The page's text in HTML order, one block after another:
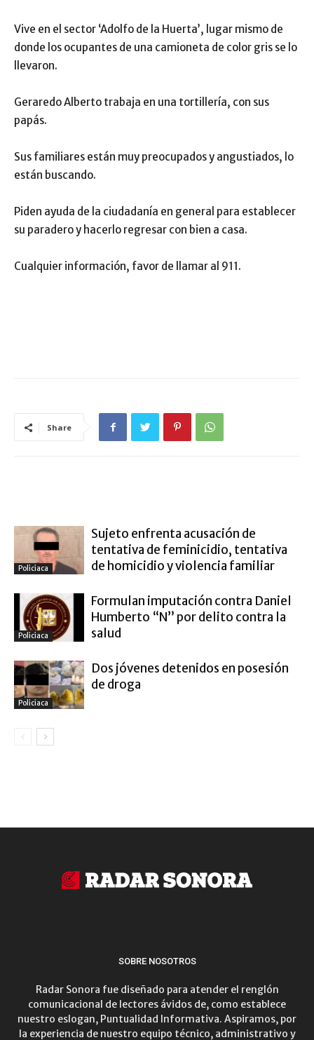
Vive en el sector ‘Adolfo de la Huerta’, lugar mismo de
donde los ocupantes de una camioneta de color gris se lo
llevaron.
Geraredo Alberto trabaja en una tortillería, con sus
papás.
Sus familiares están muy preocupados y angustiados, lo
están buscando.
Piden ayuda de la ciudadanía en general para establecer
su paradero y hacerlo regresar con bien a casa.
Cualquier información, favor de llamar al 911.
Share
Policiaca
Sujeto enfrenta acusación de
tentativa de feminicidio, tentativa
de homicidio y violencia familiar
Policiaca
Formulan imputación contra Daniel
Humberto “N” por delito contra la
salud
Policiaca
Dos jóvenes detenidos en posesión
de droga
SOBRE NOSOTROS
Radar Sonora fue diseñado para atender el renglón
comunicacional de lectores ávidos de, como establece
nuestro eslogan, Puntualidad Informativa. Aspiramos, por
la experiencia de nuestro equipo técnico, administrativo y